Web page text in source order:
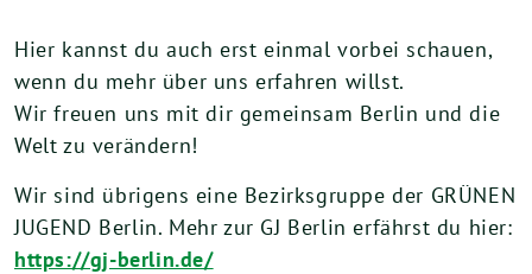
Hier kannst du auch erst einmal vorbei schauen,
wenn du mehr über uns erfahren willst.
Wir freuen uns mit dir gemeinsam Berlin und die
Welt zu verändern!
Wir sind übrigens eine Bezirksgruppe der GRÜNEN
JUGEND Berlin. Mehr zur GJ Berlin erfährst du hier:
https://gj-berlin.de/